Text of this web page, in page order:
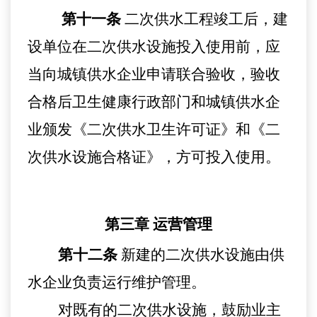
第十一条 二次供水工程竣工后，建
设单位在二次供水设施投入使用前， 应
当向城镇供水企业申请联合验收，验收
合格后卫生健康行政部门和城镇供水企
业颁发《二次供水卫生许可证》 和 《二
次供水设施合格证》，方可投入使用。
第三章 运营管理
第十二条 新建的二次供水设施由供
水企业负责运行维护管理。
对既有的二次供水设施，鼓励业主